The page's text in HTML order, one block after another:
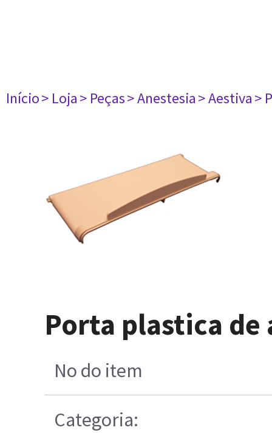
Início> Loja> Peças> Anestesia> Aestiva>
Porta plastica de
No do item
Categoria: